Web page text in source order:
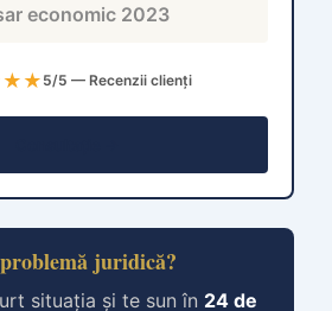
economic 2023
5/5 — Recenzii clienți
juridică?
situația și te sun în 24 de